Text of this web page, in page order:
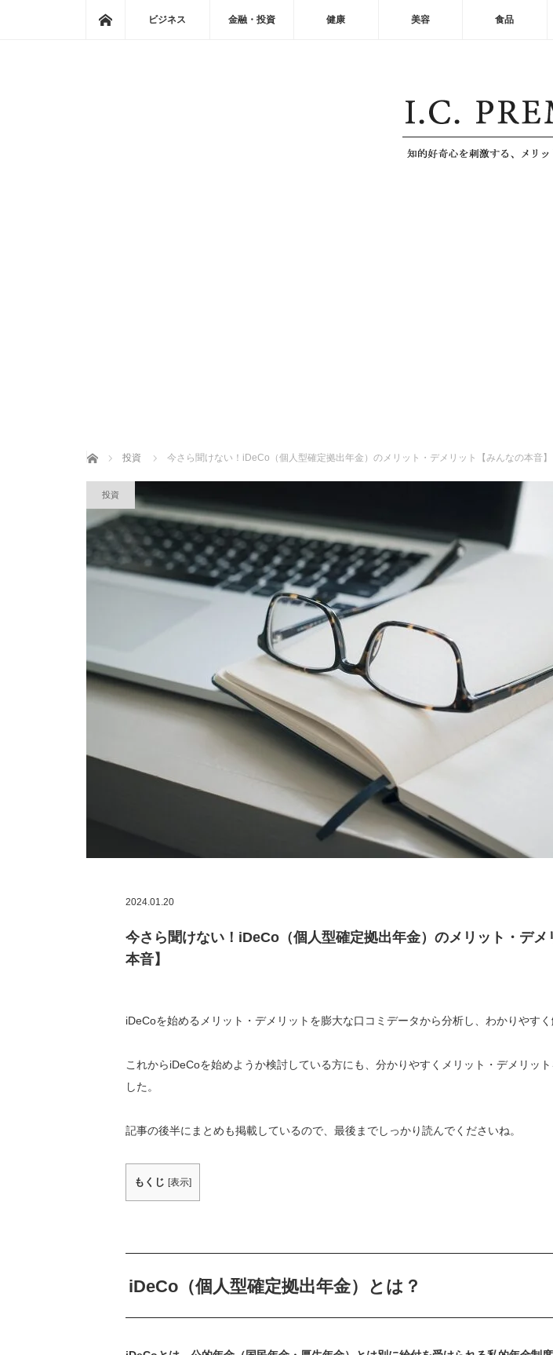
ホームビジネス 金融・投資 健康 美容 食品
ホーム 投資 今さら聞けない！iDeCo（個人型確定拠出年金）のメリット・デメリット【みんなの本音】
投資
2024.01.20
今さら聞けない！iDeCo（個人型確定拠出年金）のメリット・デメ
本音】
iDeCoを始めるメリット・デメリットを膨大な口コミデータから分析し、わかりやすく
これからiDeCoを始めようか検討している方にも、分かりやすくメリット・デメリッ
した。
記事の後半にまとめも掲載しているので、最後までしっかり読んでくださいね。
もくじ [表示]
iDeCo（個人型確定拠出年金）とは？